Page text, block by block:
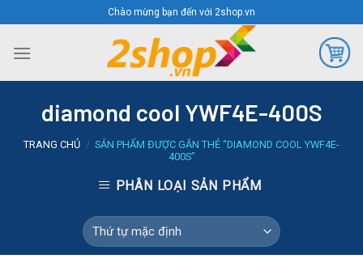
to
content
Chào mừng bạn đến với 2shop.vn
diamond cool YWF4E-400S
TRANG CHỦ / SẢN PHẨM ĐƯỢC GẮN THẺ “DIAMOND COOL YWF4E-
400S”
PHÂN LOẠI SẢN PHẨM